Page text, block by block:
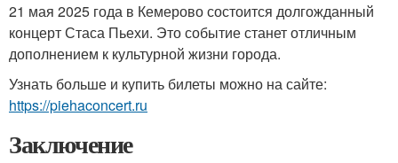
21 мая 2025 года в Кемерово состоится долгожданный
концерт Стаса Пьехи. Это событие станет отличным
дополнением к культурной жизни города.
Узнать больше и купить билеты можно на сайте:
https://piehaconcert.ru
Заключение